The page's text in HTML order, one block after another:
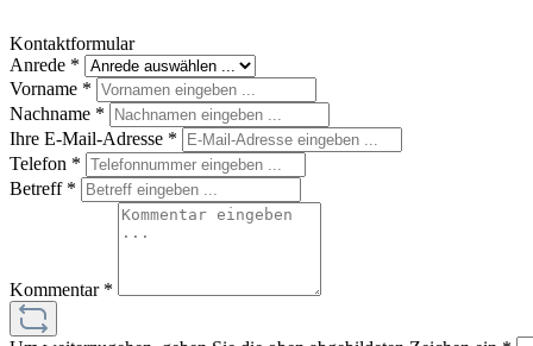
Kontaktformular
Anrede *
Vorname *
Nachname *
Ihre E-Mail-Adresse *
Telefon *
Betreff *
Kommentar *